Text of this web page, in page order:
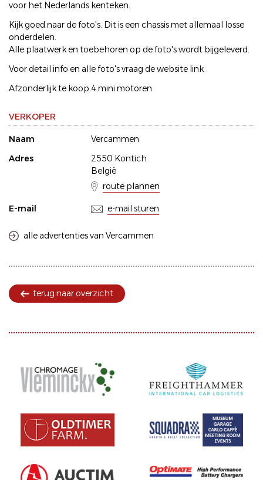
voor het Nederlands kenteken.
Kijk goed naar de foto's. Dit is een chassis met allemaal losse
onderdelen.
Alle plaatwerk en toebehoren op de foto's wordt bijgeleverd.
Voor detail info en alle foto's vraag de website link
Afzonderlijk te koop 4 mini motoren
VERKOPER
Naam
Vercammen
Adres
2550 Kontich
België
route plannen
E-mail e-mail sturen
alle advertenties van Vercammen
terug naar overzicht